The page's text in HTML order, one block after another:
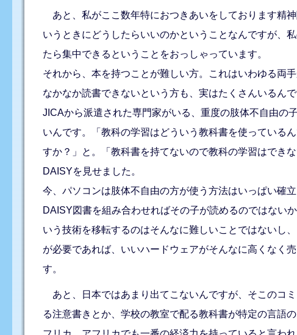
あと、私がここ数年特におつきあいをしております精
いうときにどうしたらいいのかということなんですが、
たら集中できるということをおっしゃっています。
それから、本を持つことが難しい方。これはいわゆる両
なかなか読書できないという方も、実はたくさんいるん
JICAから派遣された専門家がいる、重度の肢体不自由の
いんです。「教科の学習はどういう教科書を使っている
すか？」と。「教科書を持てないので教科の学習はでき
DAISYを見せました。
今、パソコンは肢体不自由の方が使う方法はいっぱい確
DAISY図書を組み合わせればその子が読めるのではない
いう技術を移転するのはそんなに難しいことではないし
が必要であれば、いいハードウェアがそんなに高くなく
す。
あと、日本ではあまり出てこないんですが、そこのコ
る注意書きとか、学校の教室で配る教科書が特定の言語